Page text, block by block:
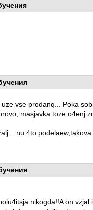
vse prodanq... Poka
masjavka toze o4enj
4to podelaew,takova
nikogda!!A on vzjal